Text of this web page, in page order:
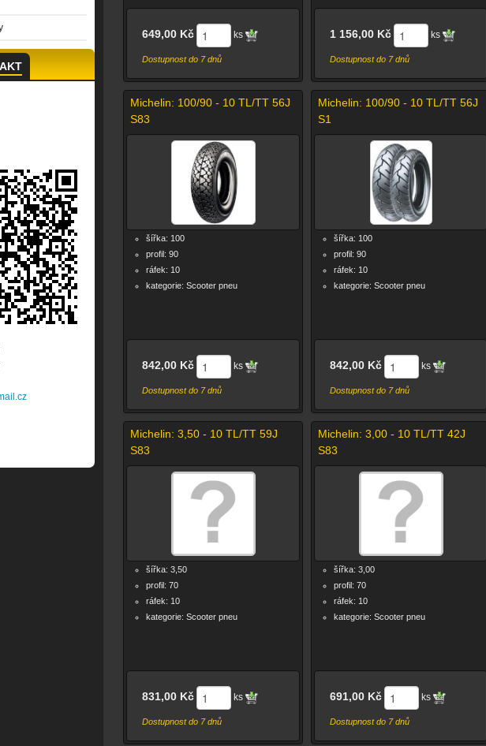
649,00 Kč ks
Dostupnost do 7 dnů
1 156,00 Kč ks
Dostupnost do 7 dnů
Michelin: 100/90 - 10 TL/TT 56J
S83
šířka: 100
profil: 90
ráfek: 10
kategorie: Scooter pneu
842,00 Kč ks
Dostupnost do 7 dnů
Michelin: 100/90 - 10 TL/TT 56J
S1
šířka: 100
profil: 90
ráfek: 10
kategorie: Scooter pneu
842,00 Kč ks
Dostupnost do 7 dnů
Michelin: 3,50 - 10 TL/TT 59J
S83
šířka: 3,50
profil: 70
ráfek: 10
kategorie: Scooter pneu
831,00 Kč ks
Dostupnost do 7 dnů
Michelin: 3,00 - 10 TL/TT 42J
S83
šířka: 3,00
profil: 70
ráfek: 10
kategorie: Scooter pneu
691,00 Kč ks
Dostupnost do 7 dnů